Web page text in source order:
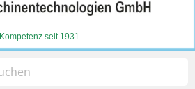
Kompetenz seit 1931